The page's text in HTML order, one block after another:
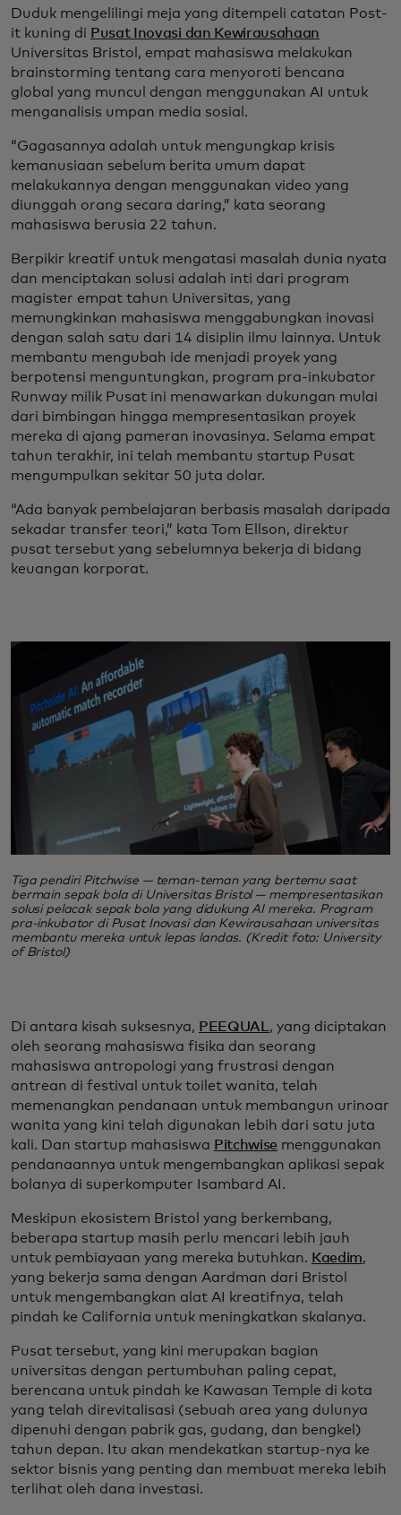
Duduk mengelilingi meja yang ditempeli catatan Post-
it kuning di Pusat Inovasi dan Kewirausahaan
Universitas Bristol, empat mahasiswa melakukan
brainstorming tentang cara menyoroti bencana
global yang muncul dengan menggunakan AI untuk
menganalisis umpan media sosial.
“Gagasannya adalah untuk mengungkap krisis
kemanusiaan sebelum berita umum dapat
melakukannya dengan menggunakan video yang
diunggah orang secara daring,” kata seorang
mahasiswa berusia 22 tahun.
Berpikir kreatif untuk mengatasi masalah dunia nyata
dan menciptakan solusi adalah inti dari program
magister empat tahun Universitas, yang
memungkinkan mahasiswa menggabungkan inovasi
dengan salah satu dari 14 disiplin ilmu lainnya. Untuk
membantu mengubah ide menjadi proyek yang
berpotensi menguntungkan, program pra-inkubator
Runway milik Pusat ini menawarkan dukungan mulai
dari bimbingan hingga mempresentasikan proyek
mereka di ajang pameran inovasinya. Selama empat
tahun terakhir, ini telah membantu startup Pusat
mengumpulkan sekitar 50 juta dolar.
“Ada banyak pembelajaran berbasis masalah daripada
sekadar transfer teori,” kata Tom Ellson, direktur
pusat tersebut yang sebelumnya bekerja di bidang
keuangan korporat.
Tiga pendiri Pitchwise — teman-teman yang bertemu saat
bermain sepak bola di Universitas Bristol — mempresentasikan
solusi pelacak sepak bola yang didukung AI mereka. Program
pra-inkubator di Pusat Inovasi dan Kewirausahaan universitas
membantu mereka untuk lepas landas. (Kredit foto: University
of Bristol)
Di antara kisah suksesnya, PEEQUAL , yang diciptakan
oleh seorang mahasiswa fisika dan seorang
mahasiswa antropologi yang frustrasi dengan
antrean di festival untuk toilet wanita, telah
memenangkan pendanaan untuk membangun urinoar
wanita yang kini telah digunakan lebih dari satu juta
kali. Dan startup mahasiswa Pitchwise menggunakan
pendanaannya untuk mengembangkan aplikasi sepak
bolanya di superkomputer Isambard AI.
Meskipun ekosistem Bristol yang berkembang,
beberapa startup masih perlu mencari lebih jauh
untuk pembiayaan yang mereka butuhkan. Kaedim,
yang bekerja sama dengan Aardman dari Bristol
untuk mengembangkan alat AI kreatifnya, telah
pindah ke California untuk meningkatkan skalanya.
Pusat tersebut, yang kini merupakan bagian
universitas dengan pertumbuhan paling cepat,
berencana untuk pindah ke Kawasan Temple di kota
yang telah direvitalisasi (sebuah area yang dulunya
dipenuhi dengan pabrik gas, gudang, dan bengkel)
tahun depan. Itu akan mendekatkan startup-nya ke
sektor bisnis yang penting dan membuat mereka lebih
terlihat oleh dana investasi.